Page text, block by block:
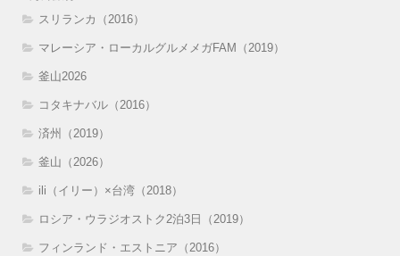
スリランカ（2016）
マレーシア・ローカルグルメメガFAM（2019）
釜山2026
コタキナバル（2016）
済州（2019）
釜山（2026）
ili（イリー）×台湾（2018）
ロシア・ウラジオストク2泊3日（2019）
フィンランド・エストニア（2016）